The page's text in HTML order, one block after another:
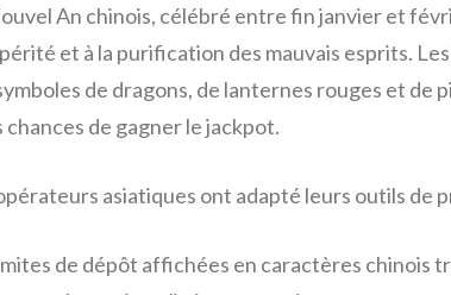
An chinois, célébré entre fin janvier et
et à la purification des mauvais esprits.
de dragons, de lanternes rouges et de
chances de gagner le jackpot.
asiatiques ont adapté leurs outils de
de dépôt affichées en caractères chinois